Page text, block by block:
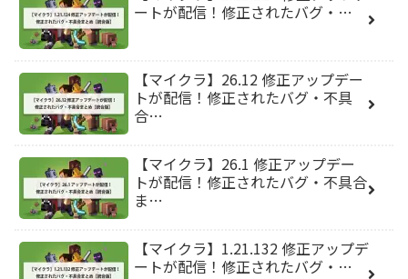
ートが配信！修正されたバグ・…
【マイクラ】26.12 修正アップデー
トが配信！修正されたバグ・不具
合…
【マイクラ】26.1 修正アップデー
トが配信！修正されたバグ・不具合
ま…
【マイクラ】1.21.132 修正アップデ
ートが配信！修正されたバグ・…